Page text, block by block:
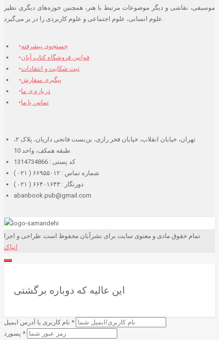
موسیقی، نقاشی و دیگر موضوعات مرتبط با هنر، همچنین حوزه‌های دیگری نظیر
علوم انسانی، علوم اجتماعی و علوم کاربردی را در بر می‌گیرد.
جستجوی پیشرفته
قوانین فروشگاه کتاب آبان
ثبت شکایت و انتقادات
پیگیری سفارش
درباره ی ما
تماس با ما
تهران، خیابان انقلاب، خیابان فخر رازی، بن‌بست فاتحی داریان، پلاک ۲،
طبقه همکف، واحد 10.
کد پستی : 1314734866
شماره تماس : ۶۶۹۵۵۰۱۲ ( ۰۲۱ )
دورنگار : ۶۶۴۰۱۶۴۳ ( ۰۲۱ )
abanbook.pub@gmail.com
تمام حقوق مادی و معنوی سایت برای نشرآبان محفوظ است. طراحی و اجرا
انیاک
این عالیه که دوباره برگشتی
*
*